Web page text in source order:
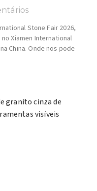
Stone Fair 2026,
Xiamen International
China. Onde nos pode